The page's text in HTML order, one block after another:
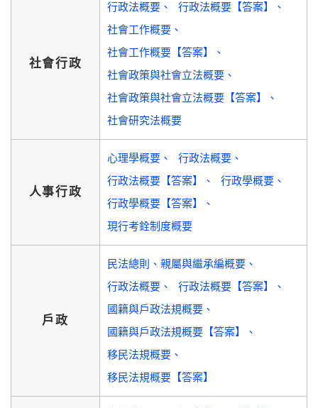
社會行政
行政法概要
行政法概要【答案】
社會工作概要
社會工作概要【答案】
社會政策與社會立法概要
社會政策與社會立法概要【答案】
社會研究法概要
人事行政
心理學概要
行政法概要
行政法概要【答案】
行政學概要
行政學概要【答案】
現行考銓制度概要
戶政
民法總則、親屬與繼承編概要
行政法概要
行政法概要【答案】
國籍與戶政法規概要
國籍與戶政法規概要【答案】
移民法規概要
移民法規概要【答案】